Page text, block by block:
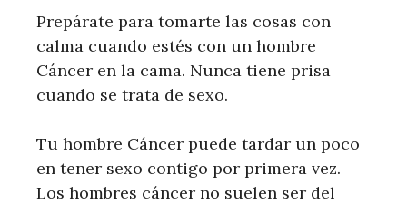
Prepárate para tomarte las cosas con
calma cuando estés con un hombre
Cáncer en la cama. Nunca tiene prisa
cuando se trata de sexo.
Tu hombre Cáncer puede tardar un poco
en tener sexo contigo por primera vez.
Los hombres cáncer no suelen ser del